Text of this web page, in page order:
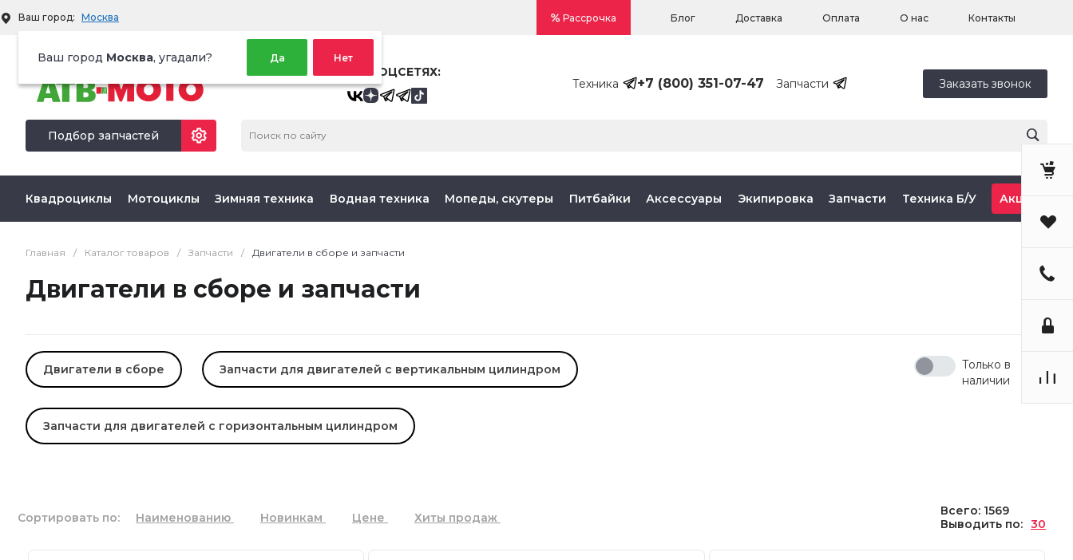
Ваш город: Москва
Ваш город Москва, угадали? Да Нет
Рассрочка Блог Доставка Оплата О нас Контакты
Территория активного отдыха
МЫ В СОЦСЕТЯХ:
Техника
+7 (800) 351-07-47 Запчасти Заказать звонок
Подбор запчастей
Квадроциклы Мотоциклы Зимняя техника Водная техника Мопеды, скутеры Питбайки Аксессуары Экипировка Запчасти Техника Б/У Акции
Главная / Каталог товаров / Запчасти / Двигатели в сборе и запчасти
Двигатели в сборе и запчасти
Двигатели в сборе Запчасти для двигателей с вертикальным цилиндром
Запчасти для двигателей с горизонтальным цилиндром
Только в
наличии
Сортировать по: Наименованию Новинкам Цене Хиты продаж
Всего: 1569
Выводить по: 30